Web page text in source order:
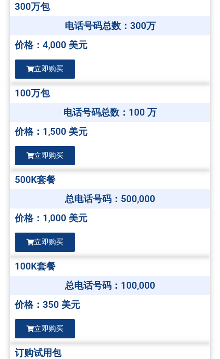
300万包
电话号码总数：300万
价格：4,000 美元
立即购买
100万包
电话号码总数：100 万
价格：1,500 美元
立即购买
500K套餐
总电话号码：500,000
价格：1,000 美元
立即购买
100K套餐
总电话号码：100,000
价格：350 美元
立即购买
订购试用包